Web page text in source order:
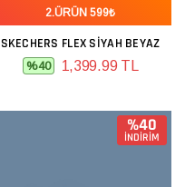
2.ÜRÜN 599₺
SKECHERS FLEX SIYAH BEYAZ
%40 1,399.99 TL
%40
İNDİRİM